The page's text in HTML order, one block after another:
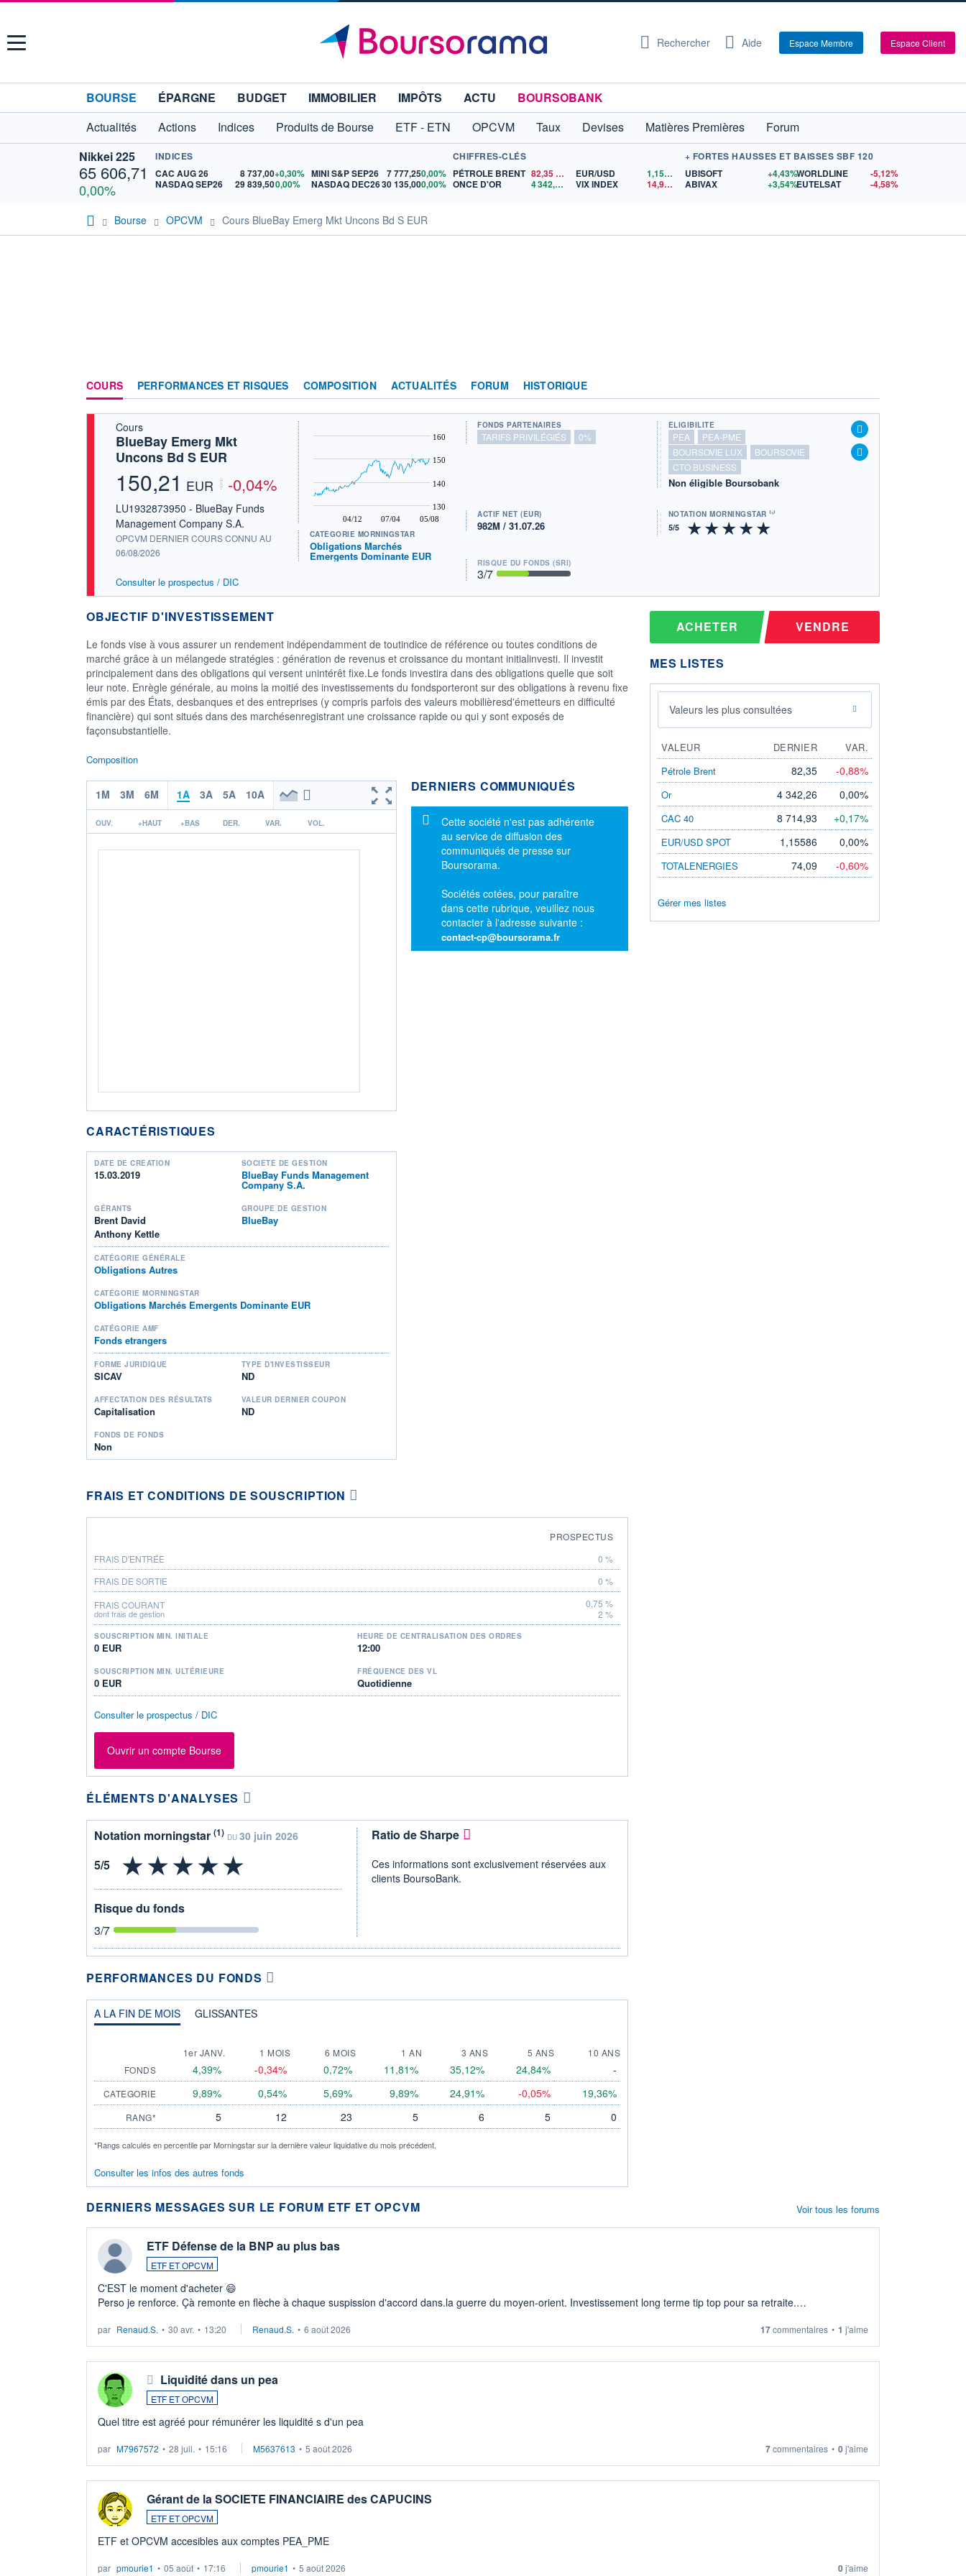
Menu Rechercher Aide Espace Membre Espace Client
BOURSE ÉPARGNE BUDGET IMMOBILIER IMPÔTS ACTU
BOURSOBANK
Actualités
Actions Indices Produits de Bourse ETF - ETN OPCVM Taux Devises Matières Premières
Forum
Nikkei 225
65 606,71
0,00%
INDICES
CAC AUG 26
8 737,00+0,30%
NASDAQ SEP26
29 839,500,00%
MINI S&P SEP26 7 777,250,00%
NASDAQ DEC2630 135,000,00%
CHIFFRES-CLÉS
PÉTROLE BRENT 82,35
ONCE D'OR
4 342,26 $US
EUR/USD 1,1559
$US
VIX INDEX
14,90$US
+ FORTES HAUSSES ET BAISSES SBF 120
UBISOFT
+4,43%
ABIVAX
+3,54%
WORLDLINE
-5,12%
EUTELSAT
-4,58%
Bourse OPCVM Cours BlueBay Emerg Mkt Uncons Bd S EUR
COURS PERFORMANCES ET RISQUES COMPOSITION ACTUALITÉS FORUM HISTORIQUE
Cours
BlueBay Emerg Mkt
Uncons Bd S EUR
150,21 EUR -0,04%
LU1932873950 - BlueBay Funds
Management Company S.A.
OPCVM DERNIER COURS CONNU AU
06/08/2026
Consulter le prospectus / DIC
04/12 07/04 05/08
130
140
150
160
CATÉGORIE MORNINGSTAR
Obligations Marchés
Emergents Dominante EUR
FONDS PARTENAIRES
TARIFS PRIVILÉGIÉS 0%
ÉLIGIBILITÉ
PEA
PEA-PME
BOURSOVIE LUX
BOURSOVIE
CTO BUSINESS
Non éligible Boursobank
ACTIF NET (EUR)
982M / 31.07.26
NOTATION MORNINGSTAR ⁽¹⁾
RISQUE DU FONDS (SRI)
3/7
OBJECTIF D'INVESTISSEMENT
Le fonds vise à vous assurer un rendement indépendamment de toutindice de référence ou toutes conditions de
marché grâce à un mélangede stratégies : génération de revenus et croissance du montant initialinvesti. Il investit
principalement dans des obligations qui versent unintérêt fixe.Le fonds investira dans des obligations quelle que soit
leur note. Enrègle générale, au moins la moitié des investissements du fondsporteront sur des obligations à revenu fixe
émis par des États, desbanques et des entreprises (y compris parfois des valeurs mobilièresd'émetteurs en difficulté
financière) qui sont situés dans des marchésenregistrant une croissance rapide ou qui y sont exposés de
façonsubstantielle.
Composition
1M 3M 6M 1A 3A 5A 10A
OUV. +HAUT +BAS DER. VAR. VOL.
CARACTÉRISTIQUES
DATE DE CRÉATION
15.03.2019
SOCIÉTÉ DE GESTION
BlueBay Funds Management
Company S.A.
GÉRANTS
Brent David
Anthony Kettle
GROUPE DE GESTION
BlueBay
CATÉGORIE GÉNÉRALE
Obligations Autres
CATÉGORIE MORNINGSTAR
Obligations Marchés Emergents Dominante EUR
CATÉGORIE AMF
Fonds etrangers
FORME JURIDIQUE
SICAV
TYPE D'INVESTISSEUR
ND
AFFECTATION DES RÉSULTATS
Capitalisation
VALEUR DERNIER COUPON
ND
FONDS DE FONDS
Non
DERNIERS COMMUNIQUÉS
Message d'information
Cette société n'est pas adhérente
au service de diffusion des
communiqués de presse sur
Boursorama.
Sociétés cotées, pour paraître
dans cette rubrique, veuillez nous
contacter à l'adresse suivante :
contact-cp@boursorama.fr
FRAIS ET CONDITIONS DE SOUSCRIPTION
PROSPECTUS
FRAIS D'ENTRÉE
0 %
FRAIS DE SORTIE
0 %
FRAIS COURANT
dont frais de gestion
0,75 %
2 %
SOUSCRIPTION MIN. INITIALE
0 EUR
HEURE DE CENTRALISATION DES ORDRES
12:00
SOUSCRIPTION MIN. ULTÉRIEURE
0 EUR
FRÉQUENCE DES VL
Quotidienne
Consulter le prospectus / DIC
Ouvrir un compte Bourse
ÉLÉMENTS D'ANALYSES
Notation morningstar (1) DU 30 juin 2026
Risque du fonds
3/7
Ratio de Sharpe
Ces informations sont exclusivement réservées aux
clients BoursoBank.
PERFORMANCES DU FONDS
A LA FIN DE MOIS GLISSANTES
1er JANV. 1 MOIS 6 MOIS 1 AN 3 ANS 5 ANS
10 ANS
FONDS
4,39% -0,34% 0,72% 11,81% 35,12% 24,84% -
CATEGORIE 9,89% 0,54% 5,69% 9,89% 24,91% -0,05% 19,36%
RANG* 5 12 23 5 6 5 0
*Rangs calculés en percentile par Morningstar sur la dernière valeur liquidative du mois précédent.
Consulter les infos des autres fonds
ACHETER VENDRE
MES LISTES
Valeurs les plus consultées
VALEUR DERNIER
VAR.
Pétrole Brent
82,35 -0,88%
Or 4 342,26 0,00%
CAC 40 8 714,93 +0,17%
EUR/USD SPOT 1,15586 0,00%
TOTALENERGIES 74,09 -0,60%
Gérer mes listes
DERNIERS MESSAGES SUR LE FORUM ETF ET OPCVM
ETF Défense de la BNP au plus bas
ETF ET OPCVM
C'EST le moment d'acheter 😄​
Perso je renforce. Çà remonte en flèche à chaque suspission d'accord dans.la guerre du moyen-orient. Investissement long terme tip top pour sa retraite.
par Renaud.S. • 30 avr. • 13:20 Renaud.S. • 6 août 2026 17commentaires • 1 j'aime
Liquidité dans un pea
ETF ET OPCVM
Quel titre est agréé pour rémunérer les liquidité s d'un pea
par M7967572 • 28 juil. • 15:16 M5637613 • 5 août 2026 7commentaires • 0j'aime
Gérant de la SOCIETE FINANCIAIRE des CAPUCINS
ETF ET OPCVM
ETF et OPCVM accesibles aux comptes PEA_PME
par pmourie1 • 05 août • 17:16 pmourie1 • 5 août 2026 0j'aime
Voir tous les forums